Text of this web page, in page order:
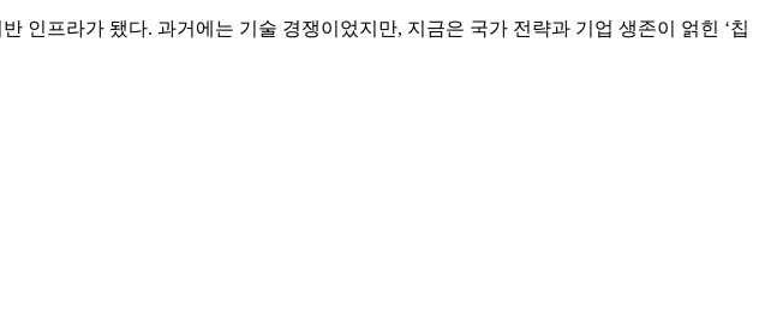
인프라가 됐다. 과거에는 기술 경쟁이었지만, 지금은 국가 전략과 기업 생존이 얽힌 ‘칩